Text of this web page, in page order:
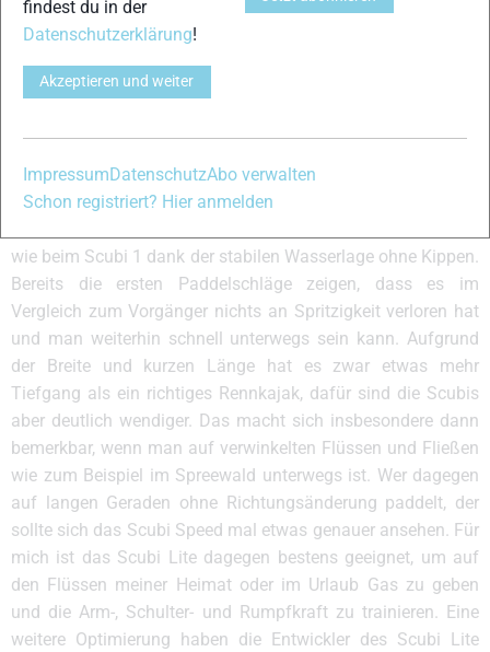
und bietet insbesondere großen Personen viel Platz und
Beinfreiheit. Gegen Spritzwasser schützt das optional
erhältliche Verdeckt, das einfach mittels Klettverschluss
aufgebracht wird. Beim Verdeck inklusive ist eine Schürze,
Minuten habe ich für den Aufbau benötigt, beim nächsten
Mal schaffe ich es sicher in zehn! Dann kann es losgehen
wie beim Scubi 1 dank der stabilen Wasserlage ohne Kippen.
Bereits die ersten Paddelschläge zeigen, dass es im
Vergleich zum Vorgänger nichts an Spritzigkeit verloren hat
und man weiterhin schnell unterwegs sein kann. Aufgrund
der Breite und kurzen Länge hat es zwar etwas mehr
Tiefgang als ein richtiges Rennkajak, dafür sind die Scubis
aber deutlich wendiger. Das macht sich insbesondere dann
bemerkbar, wenn man auf verwinkelten Flüssen und Fließen
wie zum Beispiel im Spreewald unterwegs ist. Wer dagegen
auf langen Geraden ohne Richtungsänderung paddelt, der
sollte sich das Scubi Speed mal etwas genauer ansehen. Für
mich ist das Scubi Lite dagegen bestens geeignet, um auf
den Flüssen meiner Heimat oder im Urlaub Gas zu geben
und die Arm-, Schulter- und Rumpfkraft zu trainieren. Eine
weitere Optimierung haben die Entwickler des Scubi Lite
findest du in der
Datenschutzerklärung!
Akzeptieren und weiter
Impressum DatenschutzAbo verwalten
Schon registriert? Hier anmelden